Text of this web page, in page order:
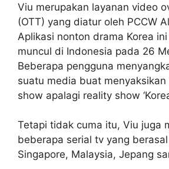
Viu merupakan layanan video
(OTT) yang diatur oleh PCCW
Aplikasi nonton drama Korea
muncul di Indonesia pada 26
Beberapa pengguna
suatu media buat
show apalagi reality show
Tetapi tidak cuma itu, Viu juga
beberapa serial tv yang
Singapore, Malaysia, Jepang